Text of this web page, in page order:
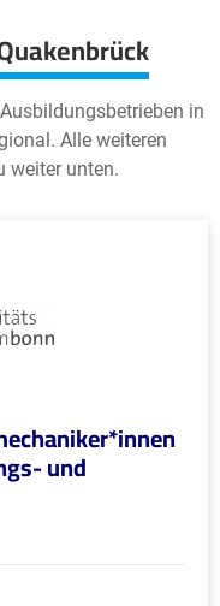
in
Alle weiteren
weiter unten.
und